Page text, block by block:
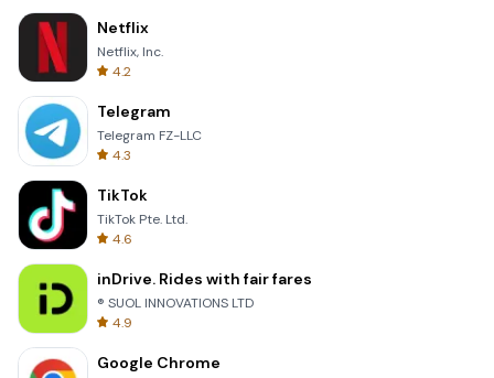
Netflix
Netflix, Inc.
4.2
Telegram
Telegram FZ-LLC
4.3
TikTok
TikTok Pte. Ltd.
4.6
inDrive. Rides with fair fares
® SUOL INNOVATIONS LTD
4.9
Google Chrome